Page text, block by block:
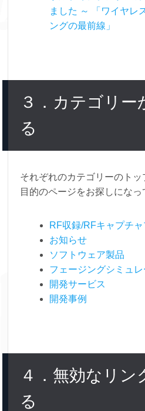
ました ～ 「ワイヤレ
ングの最前線」
３．カテゴリー
る
それぞれのカテゴリーのト
目的のページをお探しになっ
RF収録/RFキャプチ
お知らせ
ソフトウェア製品
フェージングシミュレ
開発サービス
開発事例
４．無効なリン
る